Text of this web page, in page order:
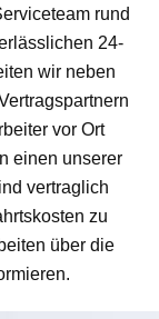
rund
24-
wir neben
vor Ort
einen unserer
vertraglich
zu
über die